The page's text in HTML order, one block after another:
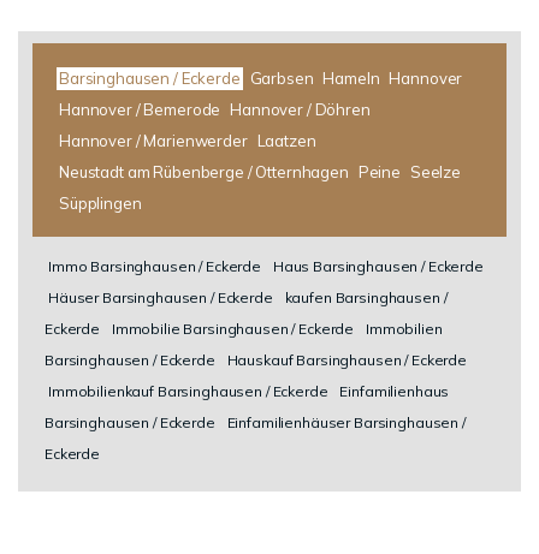
Barsinghausen / Eckerde Garbsen Hameln Hannover
Hannover / Bemerode
Hannover / Döhren
Hannover / Marienwerder Laatzen
Neustadt am Rübenberge / Otternhagen
Peine
Seelze
Süpplingen
Immo Barsinghausen / Eckerde
Haus Barsinghausen / Eckerde
Häuser Barsinghausen / Eckerde
kaufen Barsinghausen /
Eckerde
Immobilie Barsinghausen / Eckerde
Immobilien
Barsinghausen / Eckerde
Hauskauf Barsinghausen / Eckerde
Immobilienkauf Barsinghausen / Eckerde
Einfamilienhaus
Barsinghausen / Eckerde
Einfamilienhäuser Barsinghausen /
Eckerde